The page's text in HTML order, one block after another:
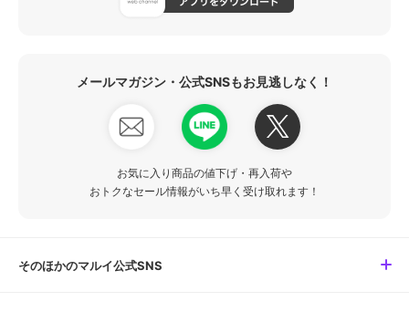
メールマガジン・公式SNSもお見逃しなく！
お気に入り商品の値下げ・再入荷や
おトクなセール情報がいち早く受け取れます！
そのほかのマルイ公式SNS